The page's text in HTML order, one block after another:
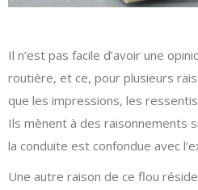
Il n’est pas facile d’avoir une
routière, et ce, pour plusieurs
que les impressions, les
Ils mènent à des raisonnements
la conduite est confondue avec
Une autre raison de ce flou